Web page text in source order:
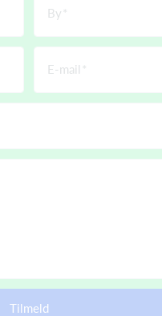
By
E-mail
Tilmeld